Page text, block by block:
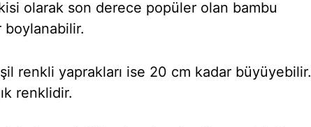
olarak son derece popüler olan bambu
renkli yaprakları ise 20 cm kadar büyüyebilir.
renklidir.